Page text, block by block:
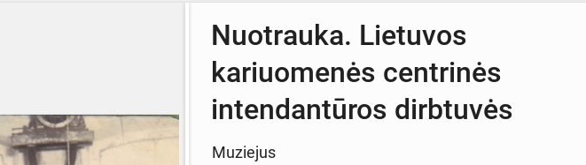
Nuotrauka. Lietuvos
kariuomenės centrinės
intendantūros dirbtuvės
Muziejus